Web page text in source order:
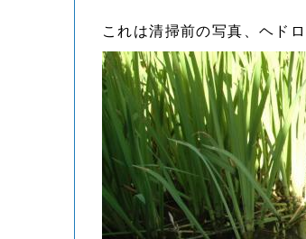
これは清掃前の写真、ヘド